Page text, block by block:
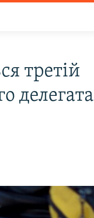
третій
делегата